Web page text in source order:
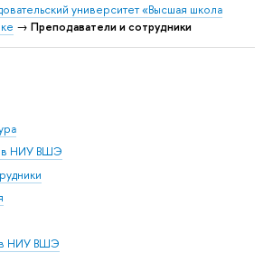
университет «Высшая школа
→ Преподаватели и сотрудники
в НИУ ВШЭ
в НИУ ВШЭ